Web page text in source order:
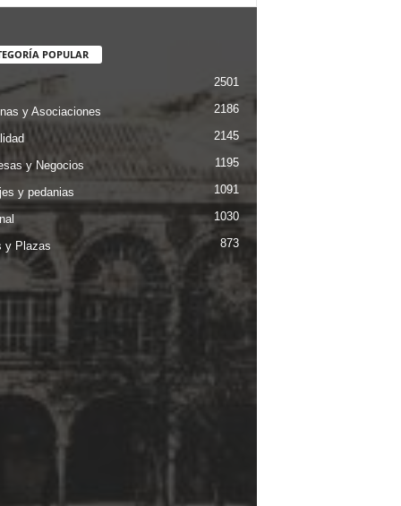
POPULAR
2501
y Asociaciones 2186
2145
y Negocios 1195
y pedanias 1091
1030
y Plazas 873